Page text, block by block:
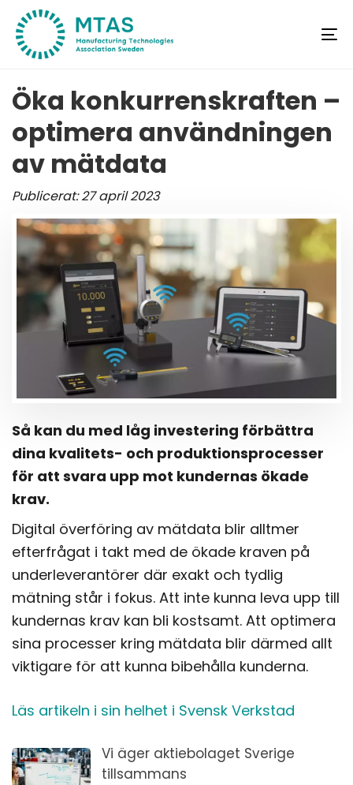
Skip
links
Skip
primary
Skip
to
content
Öka konkurrenskraften –
optimera användningen
av mätdata
Publicerat: 27 april 2023
Så kan du med låg investering förbättra
dina kvalitets- och produktionsprocesser
för att svara upp mot kundernas ökade
krav.
Digital överföring av mätdata blir alltmer
efterfrågat i takt med de ökade kraven på
underleverantörer där exakt och tydlig
mätning står i fokus. Att inte kunna leva upp till
kundernas krav kan bli kostsamt. Att optimera
sina processer kring mätdata blir därmed allt
viktigare för att kunna bibehålla kunderna.
Läs artikeln i sin helhet i Svensk Verkstad
Vi äger aktiebolaget Sverige
tillsammans